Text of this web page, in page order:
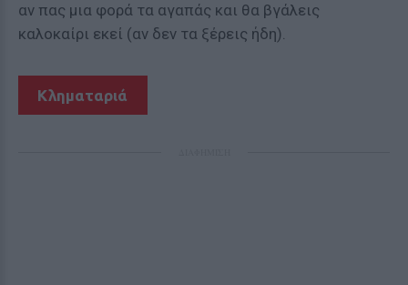
αν πας μια φορά τα αγαπάς και θα βγάλεις
καλοκαίρι εκεί (αν δεν τα ξέρεις ήδη).
Κληματαριά